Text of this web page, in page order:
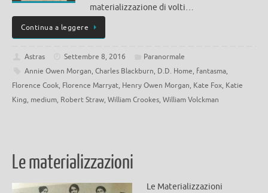
materializzazione di volti…
Continua a leggere
Astras Settembre 8, 2016
Paranormale
Annie Owen Morgan, Charles Blackburn, D.D. Home, fantasma,
Florence Cook, Florence Marryat, Henry Owen Morgan, Kate Fox, Katie
King, medium, Robert Straw, William Crookes, William Volckman
Le materializzazioni
Le Materializzazioni